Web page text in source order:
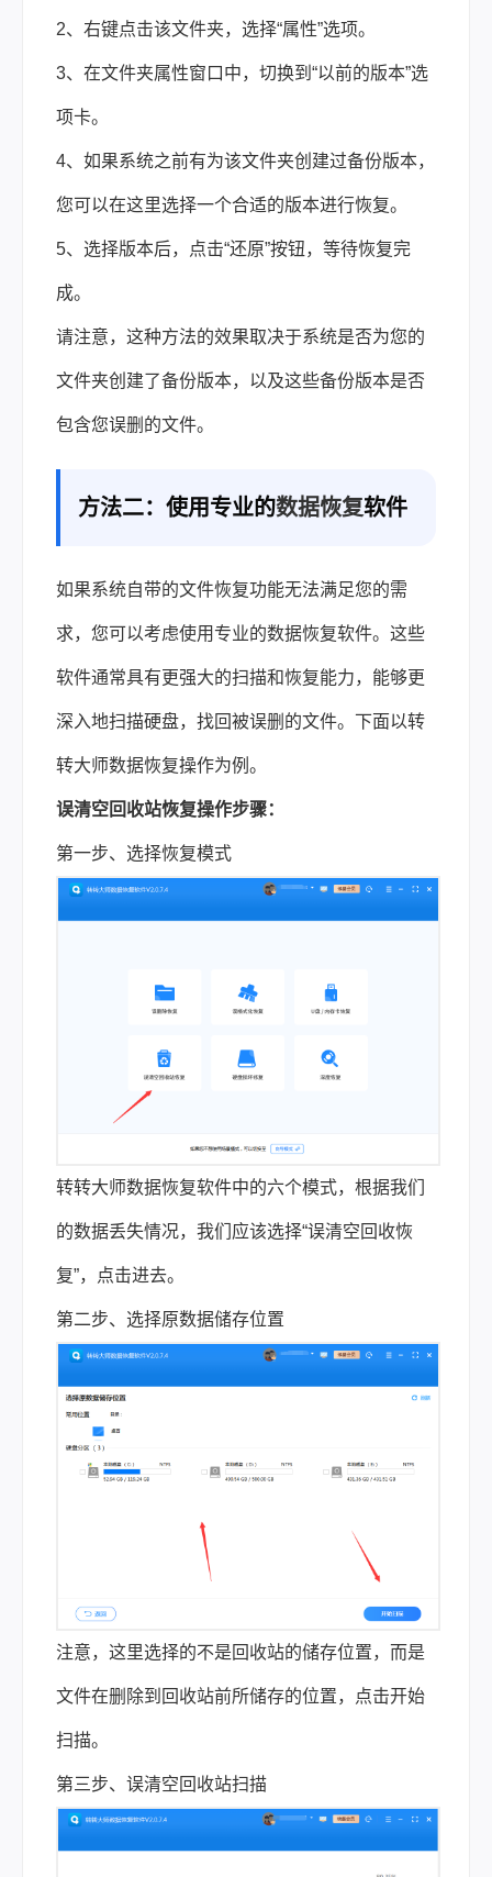
2、右键点击该文件夹，选择“属性”选项。
3、在文件夹属性窗口中，切换到“以前的版本”选
项卡。
4、如果系统之前有为该文件夹创建过备份版本，
您可以在这里选择一个合适的版本进行恢复。
5、选择版本后，点击“还原”按钮，等待恢复完
成。
请注意，这种方法的效果取决于系统是否为您的
文件夹创建了备份版本，以及这些备份版本是否
包含您误删的文件。
方法二：使用专业的数据恢复软件
如果系统自带的文件恢复功能无法满足您的需
求，您可以考虑使用专业的数据恢复软件。这些
软件通常具有更强大的扫描和恢复能力，能够更
深入地扫描硬盘，找回被误删的文件。下面以转
转大师数据恢复操作为例。
误清空回收站恢复操作步骤：
第一步、选择恢复模式
转转大师数据恢复软件中的六个模式，根据我们
的数据丢失情况，我们应该选择“误清空回收恢
复”，点击进去。
第二步、选择原数据储存位置
注意，这里选择的不是回收站的储存位置，而是
文件在删除到回收站前所储存的位置，点击开始
扫描。
第三步、误清空回收站扫描